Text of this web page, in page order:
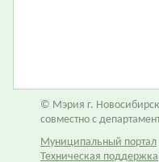
© Мэрия г.
совместно с
Муниципальный портал
Техническая поддержка